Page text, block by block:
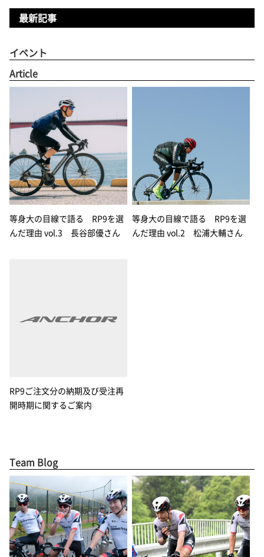
最新記事
イベント
Article
等身大の目線で語る RP9を選
んだ理由 vol.3 長谷部優さん
等身大の目線で語る RP9を選
んだ理由 vol.2 松浦大輔さん
RP9ご注文分の納期及び受注再
開時期に関するご案内
Team Blog